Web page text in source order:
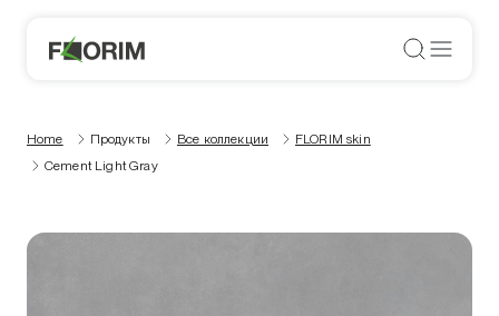
Home Продукты Все коллекции
FLORIM skin
Cement Light Gray